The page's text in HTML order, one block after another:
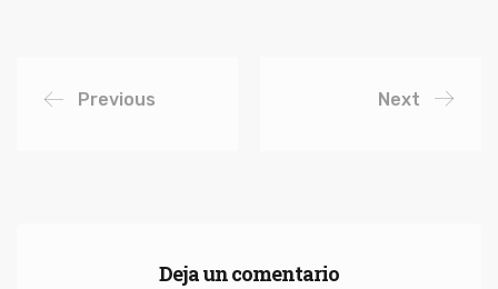
Previous Next
Deja un comentario